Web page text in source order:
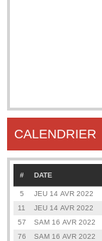
CALENDRIER
# DATE
5 JEU 14 AVR 2022
11
JEU 14 AVR 2022
57
SAM 16 AVR 2022
76
SAM 16 AVR 2022